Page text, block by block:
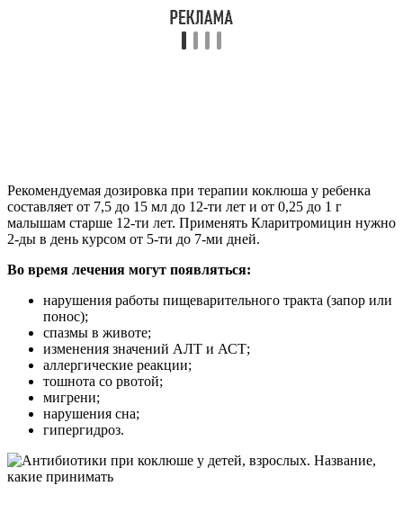
Рекомендуемая дозировка при терапии коклюша у ребенка
составляет от 7,5 до 15 мл до 12-ти лет и от 0,25 до 1 г
малышам старше 12-ти лет. Применять Кларитромицин нужно
2-ды в день курсом от 5-ти до 7-ми дней.
Во время лечения могут появляться:
нарушения работы пищеварительного тракта (запор или
понос);
спазмы в животе;
изменения значений АЛТ и АСТ;
аллергические реакции;
тошнота со рвотой;
мигрени;
нарушения сна;
гипергидроз.